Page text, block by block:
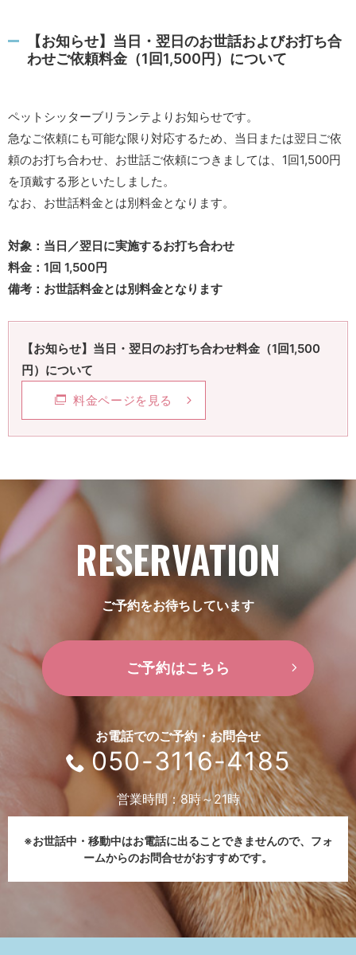
【お知らせ】当日・翌日のお世話およびお打ち合
わせご依頼料金（1回1,500円）について
ペットシッターブリランテよりお知らせです。
急なご依頼にも可能な限り対応するため、当日または翌日ご依
頼のお打ち合わせ、お世話ご依頼につきましては、1回1,500円
を頂戴する形といたしました。
なお、お世話料金とは別料金となります。
対象：当日／翌日に実施するお打ち合わせ
料金：1回 1,500円
備考：お世話料金とは別料金となります
【お知らせ】当日・翌日のお打ち合わせ料金（1回1,500
円）について
料金ページを見る
RESERVATION
ご予約をお待ちしています
ご予約はこちら
お電話でのご予約・お問合せ
050-3116-4185
営業時間：8時～21時
※お世話中・移動中はお電話に出ることできませんので、 フォ
ームからのお問合せがおすすめです。